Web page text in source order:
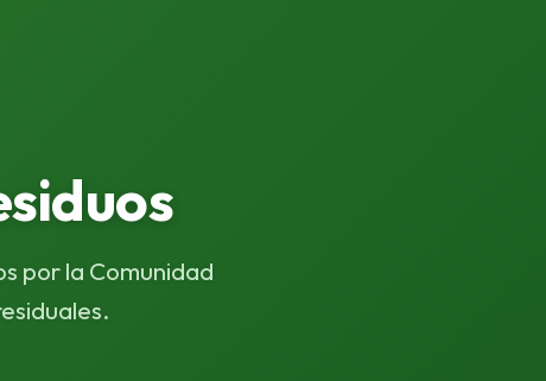
por la Comunidad